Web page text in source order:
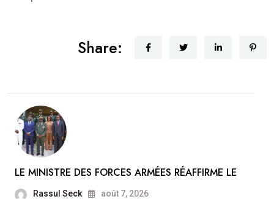
Share:
LE MINISTRE DES FORCES ARMÉES RÉAFFIRME LE
Rassul Seck août 7, 2026